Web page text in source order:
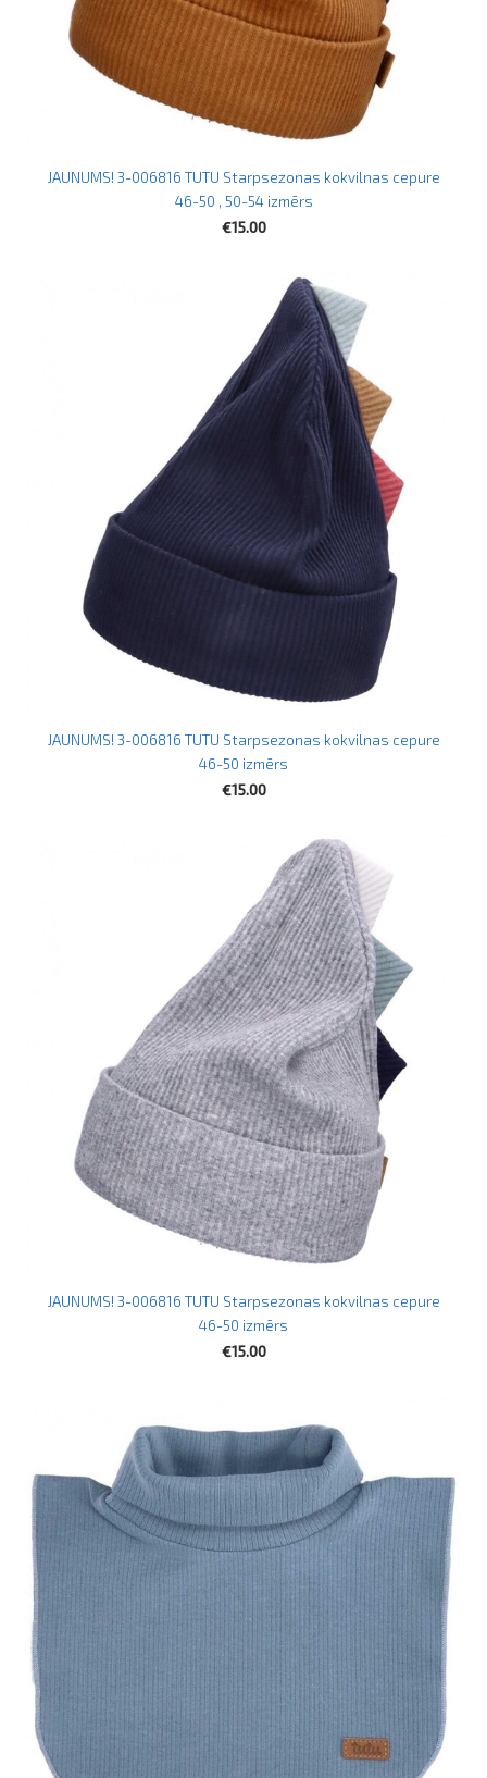
JAUNUMS! 3-006816 TUTU Starpsezonas kokvilnas cepure
46-50 , 50-54 izmērs
€15.00
JAUNUMS! 3-006816 TUTU Starpsezonas kokvilnas cepure
46-50 izmērs
€15.00
JAUNUMS! 3-006816 TUTU Starpsezonas kokvilnas cepure
46-50 izmērs
€15.00